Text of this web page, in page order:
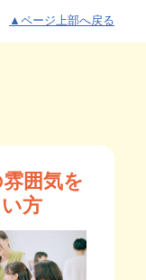
▲ページ上部へ戻る
囲気を
方